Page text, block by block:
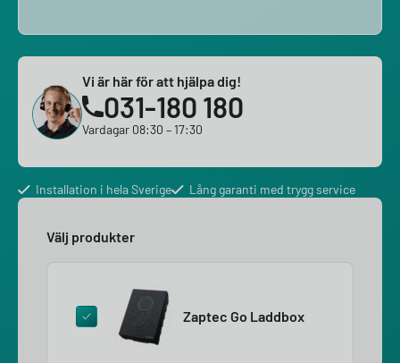
Vi är här för att hjälpa dig!
031-180 180
Vardagar 08:30 – 17:30
Installation i hela Sverige Lång garanti med trygg service
Välj produkter
Zaptec Go Laddbox